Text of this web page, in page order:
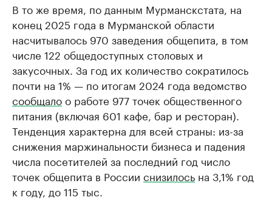
В то же время, по данным Мурманскстата, на
конец 2025 года в Мурманской области
насчитывалось 970 заведения общепита, в том
числе 122 общедоступных столовых и
закусочных. За год их количество сократилось
почти на 1% — по итогам 2024 года ведомство
сообщалоо работе 977 точек общественного
питания (включая 601 кафе, бар и ресторан).
Тенденция характерна для всей страны: из-за
снижения маржинальности бизнеса и падения
числа посетителей за последний год число
точек общепита в России снизилось на 3,1% год
к году, до 115 тыс.